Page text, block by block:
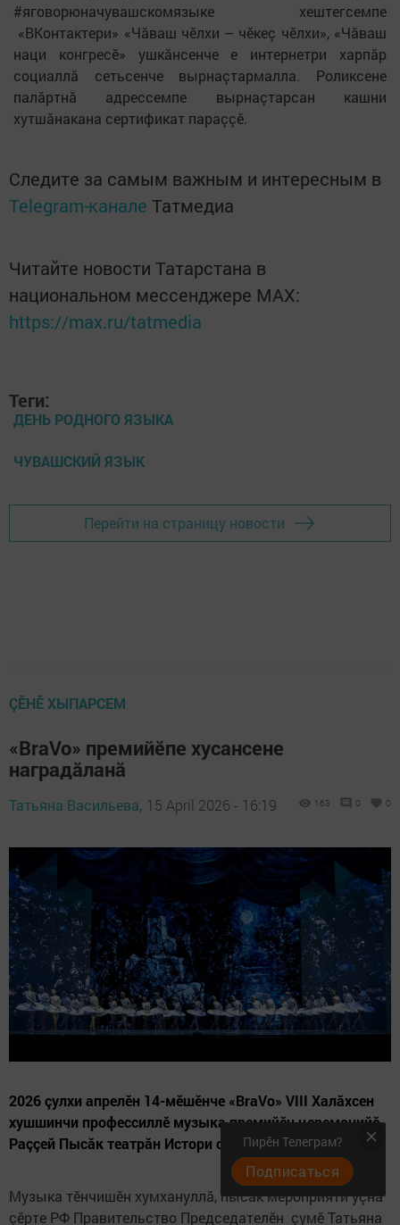
#яговорюначувашскомязыке хештегсемпе
«ВКонтактери» «Чăваш чӗлхи – чӗкеç чӗлхи», «Чăваш
наци конгресӗ» ушкăнсенче е интернетри харпăр
социаллă сетьсенче вырнаçтармалла. Роликсене
палăртнă адрессемпе вырнаçтарсан кашни
хутшăнакана сертификат параççӗ.
Следите за самым важным и интересным в
Telegram-канале Татмедиа
Читайте новости Татарстана в
национальном мессенджере MАХ:
https://max.ru/tatmedia
Теги:
ДЕНЬ РОДНОГО ЯЗЫКА
ЧУВАШСКИЙ ЯЗЫК
Перейти на страницу новости
ÇӖНӖ ХЫПАРСЕМ
«BraVo» премийӗпе хусансене
наградăланă
Татьяна Васильева, 15 April 2026 - 16:19 163 0 0
2026 çулхи апрелӗн 14-мӗшӗнче «BraVo» VIII Халăхсен
хушшинчи профессиллӗ музыка премийӗн церемонийӗ
Раççей Пысăк театрăн Истори сцени çинче иртнӗ
Музыка тӗнчишӗн хумхануллă, пысăк мероприяти уçнă
çӗрте РФ Правительство Председателӗн çумӗ Татьяна
Пирӗн Телеграм?
Подписаться